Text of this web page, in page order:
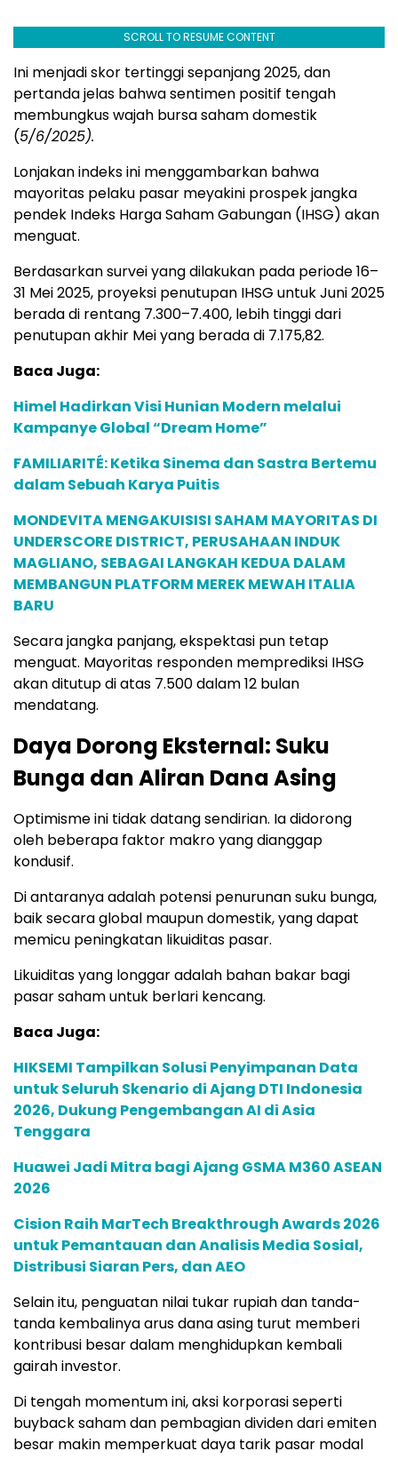
SCROLL TO RESUME CONTENT
Ini menjadi skor tertinggi sepanjang 2025, dan
pertanda jelas bahwa sentimen positif tengah
membungkus wajah bursa saham domestik
(5/6/2025).
Lonjakan indeks ini menggambarkan bahwa
mayoritas pelaku pasar meyakini prospek jangka
pendek Indeks Harga Saham Gabungan (IHSG) akan
menguat.
Berdasarkan survei yang dilakukan pada periode 16–
31 Mei 2025, proyeksi penutupan IHSG untuk Juni 2025
berada di rentang 7.300–7.400, lebih tinggi dari
penutupan akhir Mei yang berada di 7.175,82.
Baca Juga:
Himel Hadirkan Visi Hunian Modern melalui
Kampanye Global “Dream Home”
FAMILIARITÉ: Ketika Sinema dan Sastra Bertemu
dalam Sebuah Karya Puitis
MONDEVITA MENGAKUISISI SAHAM MAYORITAS DI
UNDERSCORE DISTRICT, PERUSAHAAN INDUK
MAGLIANO, SEBAGAI LANGKAH KEDUA DALAM
MEMBANGUN PLATFORM MEREK MEWAH ITALIA
BARU
Secara jangka panjang, ekspektasi pun tetap
menguat. Mayoritas responden memprediksi IHSG
akan ditutup di atas 7.500 dalam 12 bulan
mendatang.
Daya Dorong Eksternal: Suku
Bunga dan Aliran Dana Asing
Optimisme ini tidak datang sendirian. Ia didorong
oleh beberapa faktor makro yang dianggap
kondusif.
Di antaranya adalah potensi penurunan suku bunga,
baik secara global maupun domestik, yang dapat
memicu peningkatan likuiditas pasar.
Likuiditas yang longgar adalah bahan bakar bagi
pasar saham untuk berlari kencang.
Baca Juga:
HIKSEMI Tampilkan Solusi Penyimpanan Data
untuk Seluruh Skenario di Ajang DTI Indonesia
2026, Dukung Pengembangan AI di Asia
Tenggara
Huawei Jadi Mitra bagi Ajang GSMA M360 ASEAN
2026
Cision Raih MarTech Breakthrough Awards 2026
untuk Pemantauan dan Analisis Media Sosial,
Distribusi Siaran Pers, dan AEO
Selain itu, penguatan nilai tukar rupiah dan tanda-
tanda kembalinya arus dana asing turut memberi
kontribusi besar dalam menghidupkan kembali
gairah investor.
Di tengah momentum ini, aksi korporasi seperti
buyback saham dan pembagian dividen dari emiten
besar makin memperkuat daya tarik pasar modal